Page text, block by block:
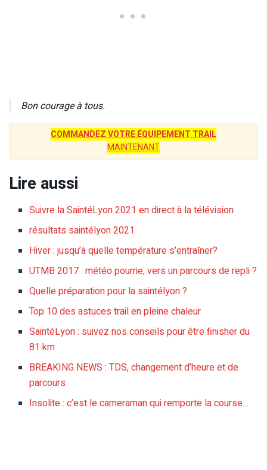
Bon courage à tous.
COMMANDEZ VOTRE ÉQUIPEMENT TRAIL
MAINTENANT
Lire aussi
Suivre la SaintéLyon 2021 en direct à la télévision
résultats saintélyon 2021
Hiver : jusqu’à quelle température s’entraîner?
UTMB 2017 : météo pourrie, vers un parcours de repli ?
Quelle préparation pour la saintélyon ?
Top 10 des astuces trail en pleine chaleur
SaintéLyon : suivez nos conseils pour être finisher du
81 km
BREAKING NEWS : TDS, changement d’heure et de
parcours
Insolite : c’est le cameraman qui remporte la course…